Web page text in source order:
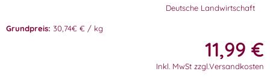
Deutsche Landwirtschaft
Grundpreis: 30,74€ € / kg
11,99 €
Inkl. MwSt zzgl.Versandkosten